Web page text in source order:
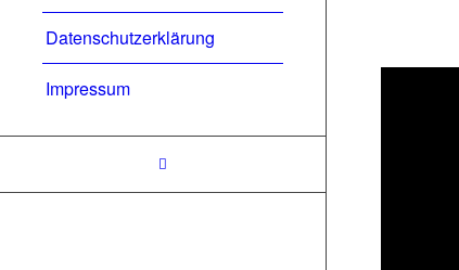
Datenschutzerklärung
Impressum